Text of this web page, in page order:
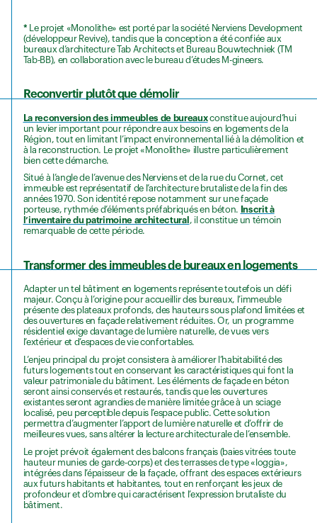
*
Le projet «Monolithe» est porté par la société Nerviens Development
(développeur Revive), tandis que la conception a été confiée aux
bureaux d’architecture Tab Architects et Bureau Bouwtechniek (TM
Tab-BB), en collaboration avec le bureau d’études M-gineers.
Reconvertir plutôt que démolir
La reconversion des immeubles de bureauxconstitue aujourd’hui
un levier important pour répondre aux besoins en logements de la
Région, tout en limitant l’impact environnemental lié à la démolition et
à la reconstruction. Le projet «Monolithe» illustre particulièrement
bien cette démarche.
Situé à l’angle de l’avenue des Nerviens et de la rue du Cornet, cet
immeuble est représentatif de l’architecture brutaliste de la fin des
années 1970. Son identité repose notamment sur une façade
porteuse, rythmée d’éléments préfabriqués en béton. Inscrit à
l’inventaire du patrimoine architectural , il constitue un témoin
remarquable de cette période.
Transformer des immeubles de bureaux en logements
Adapter un tel bâtiment en logements représente toutefois un défi
majeur. Conçu à l’origine pour accueillir des bureaux, l’immeuble
présente des plateaux profonds, des hauteurs sous plafond limitées et
des ouvertures en façade relativement réduites. Or, un programme
résidentiel exige davantage de lumière naturelle, de vues vers
l’extérieur et d’espaces de vie confortables.
L’enjeu principal du projet consistera à améliorer l’habitabilité des
futurs logements tout en conservant les caractéristiques qui font la
valeur patrimoniale du bâtiment. Les éléments de façade en béton
seront ainsi conservés et restaurés, tandis que les ouvertures
existantes seront agrandies de manière limitée grâce à un sciage
localisé, peu perceptible depuis l’espace public. Cette solution
permettra d’augmenter l’apport de lumière naturelle et d’offrir de
meilleures vues, sans altérer la lecture architecturale de l’ensemble.
Le projet prévoit également des balcons français (baies vitrées toute
hauteur munies de garde-corps) et des terrasses de type «loggia»,
intégrées dans l’épaisseur de la façade, offrant des espaces extérieurs
aux futurs habitants et habitantes, tout en renforçant les jeux de
profondeur et d’ombre qui caractérisent l’expression brutaliste du
bâtiment.